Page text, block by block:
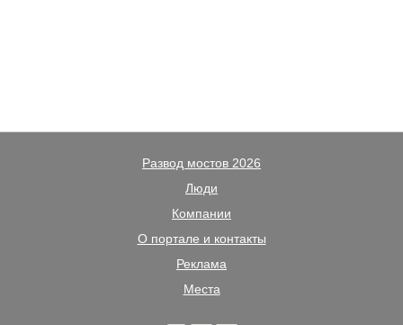
Развод мостов 2026
Люди
Компании
О портале и контакты
Реклама
Места